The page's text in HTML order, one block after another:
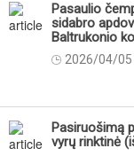
Pasaulio
sidabro
Baltrukonio
2026/04/05
Pasiruošimą
vyrų rinktinė